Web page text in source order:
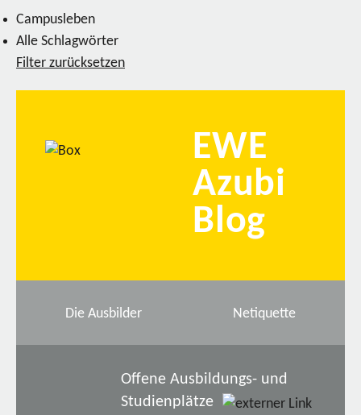
Campusleben
Alle Schlagwörter
Filter zurücksetzen
EWE
Azubi
Blog
Die Ausbilder Netiquette
Offene Ausbildungs- und
Studienplätze